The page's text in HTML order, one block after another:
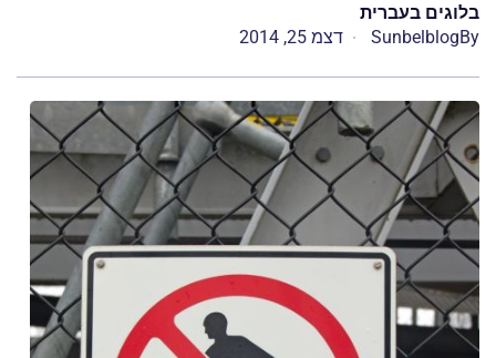
בלוגים בעברית
By
Sunbelblog דצמ 25, 2014